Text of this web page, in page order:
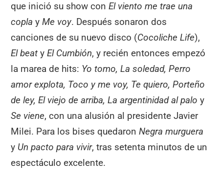
que inició su show conEl viento me trae una
coplayMe voy. Después sonaron dos
canciones de su nuevo disco (Cocoliche Life),
El beat yEl Cumbión, y recién entonces empezó
la marea de hits: Yo tomo, La soledad, Perro
amor explota, Toco y me voy, Te quiero, Porteño
de ley, El viejo de arriba, La argentinidad al paloy
Se viene, con una alusión al presidente Javier
Milei. Para los bises quedaronNegra murguera
y Un pacto para vivir, tras setenta minutos de un
espectáculo excelente.